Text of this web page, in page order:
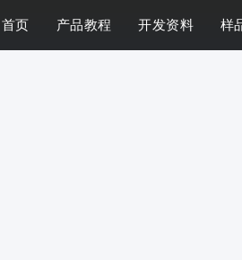
首页 产品教程 开发资料 样